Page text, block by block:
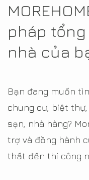
pháp
nhà của
Bạn đang muốn
chung cư, biệt
sạn, nhà hàng?
trợ và đồng hành
thất đến thi công